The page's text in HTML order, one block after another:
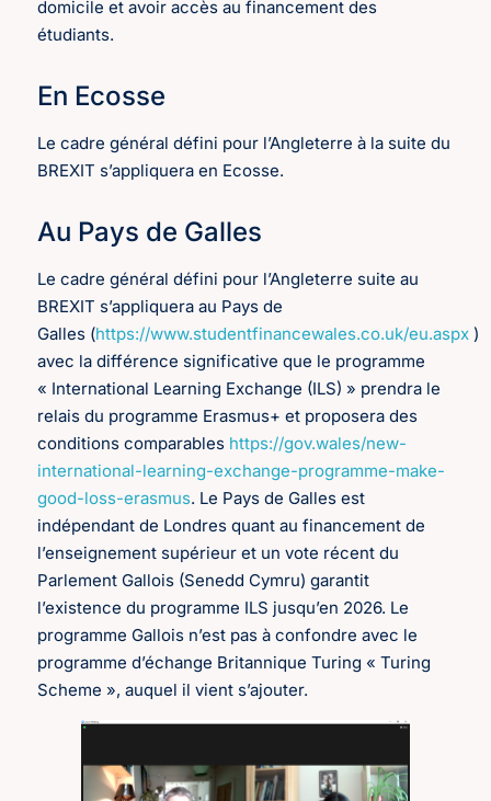
domicile et avoir accès au financement des
étudiants.
En Ecosse
Le cadre général défini pour l’Angleterre à la suite du
BREXIT s’appliquera en Ecosse.
Au Pays de Galles
Le cadre général défini pour l’Angleterre suite au
BREXIT s’appliquera au Pays de
Galles (https://www.studentfinancewales.co.uk/eu.aspx )
avec la différence significative que le programme
« International Learning Exchange (ILS) » prendra le
relais du programme Erasmus+ et proposera des
conditions comparables https://gov.wales/new-
international-learning-exchange-programme-make-
good-loss-erasmus. Le Pays de Galles est
indépendant de Londres quant au financement de
l’enseignement supérieur et un vote récent du
Parlement Gallois (Senedd Cymru) garantit
l’existence du programme ILS jusqu’en 2026. Le
programme Gallois n’est pas à confondre avec le
programme d’échange Britannique Turing « Turing
Scheme », auquel il vient s’ajouter.